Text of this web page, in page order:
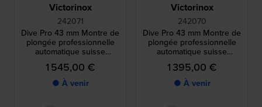
Victorinox
242071
Dive Pro 43 mm Montre de
plongée professionnelle
automatique suisse
extrêmement robuste
1 545,00 €
● À venir
Victorinox
242070
Dive Pro 43 mm Montre de
plongée professionnelle
automatique suisse
extrêmement robuste
1 395,00 €
● À venir